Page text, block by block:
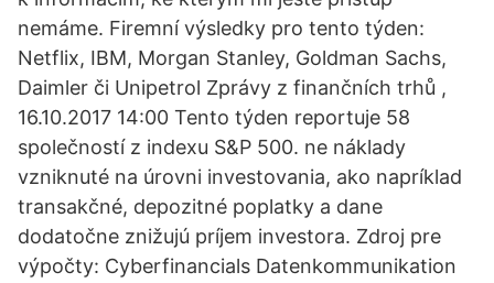
nemáme. Firemní výsledky pro tento týden:
Netflix, IBM, Morgan Stanley, Goldman Sachs,
Daimler či Unipetrol Zprávy z finančních trhů ,
16.10.2017 14:00 Tento týden reportuje 58
společností z indexu S&P 500. ne náklady
vzniknuté na úrovni investovania, ako napríklad
transakčné, depozitné poplatky a dane
dodatočne znižujú príjem investora. Zdroj pre
výpočty: Cyberfinancials Datenkommunikation